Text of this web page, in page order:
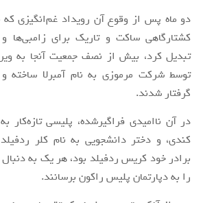
دو ماه پس از وقوع آن رویداد غم‌انگیزی که
کشتارگاهی ساکت و تاریک برای زامبی‌ها
تبدیل کرد، بیش از نصف جمعیت آنجا به
توسط شرکت مرموزی به نام آمبرلا
گرفتار شدند.
در آن ناامیدی فراگیرشده، پلیسی تازه‌کار
کندی، و دختر دانشجویی به نام کلر
برادر خود کریس ردفیلد بود، هر یک به
را به دپارتمان پلیس راکون برسانند.